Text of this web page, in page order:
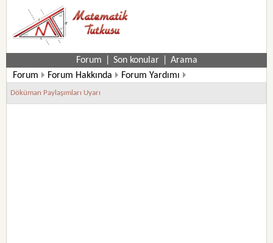
Forum Son konular
Arama
Forum
Forum Hakkında Forum Yardımı
Döküman Paylaşımları Uyarı